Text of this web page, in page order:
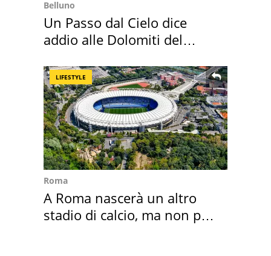
Belluno
Un Passo dal Cielo dice
addio alle Dolomiti del
LIFESTYLE
Roma
A Roma nascerà un altro
stadio di calcio, ma non per